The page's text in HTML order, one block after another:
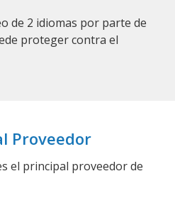
de 2 idiomas por parte de
proteger contra el
Proveedor
el principal proveedor de